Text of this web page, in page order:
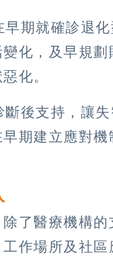
期就確診退化
化，及早規劃
化。
後支持，讓
期建立應對機
了醫療機構的
作場所及社區